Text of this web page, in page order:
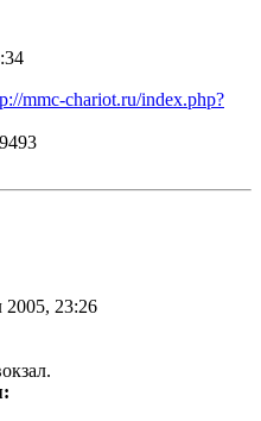
mmc-chariot.ru/index.php?
23:26